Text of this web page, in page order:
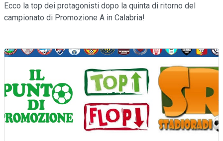
Ecco la top dei protagonisti dopo la quinta di ritorno del
campionato di Promozione A in Calabria!